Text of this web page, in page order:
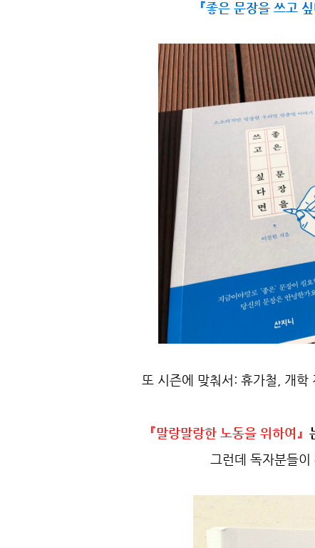
『좋은 문장을 쓰고 싶
또 시즌에 맞춰서: 휴가철, 개학
『말랑말랑한 노동을 위하여』
그런데 독자분들이